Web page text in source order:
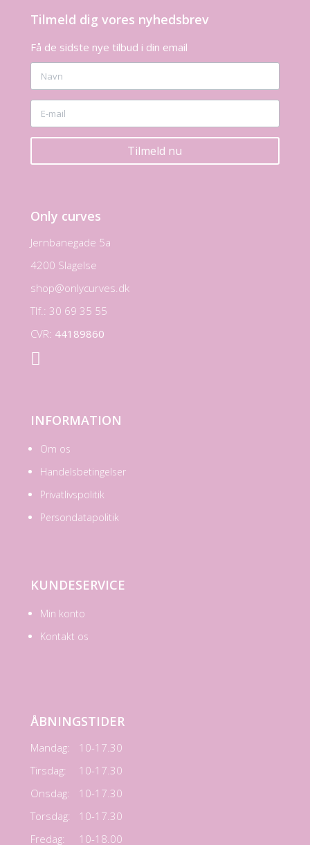
Tilmeld dig vores nyhedsbrev
Få de sidste nye tilbud i din email
Tilmeld nu
Only curves
Jernbanegade 5a
4200 Slagelse
shop@onlycurves.dk
Tlf.: 30 69 35 55
CVR: 44189860

INFORMATION
Om os
Handelsbetingelser
Privatlivspolitik
Persondatapolitik
KUNDESERVICE
Min konto
Kontakt os
ÅBNINGSTIDER
Mandag:
10-17.30
Tirsdag:
10-17.30
Onsdag:
10-17.30
Torsdag:
10-17.30
Fredag:
10-18.00